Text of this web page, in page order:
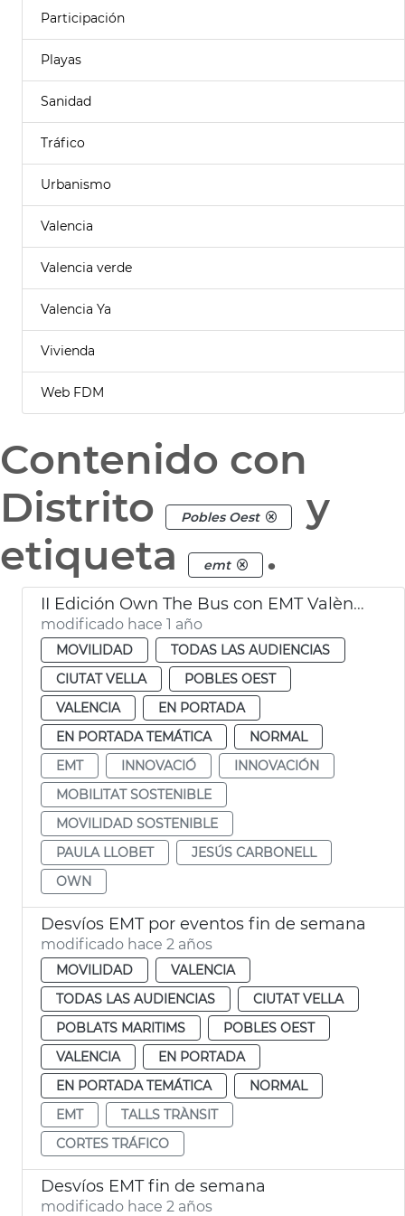
Participación
Playas
Sanidad
Tráfico
Urbanismo
Valencia
Valencia verde
Valencia Ya
Vivienda
Web FDM
Contenido con
Distrito
Pobles Oest
y
etiqueta
emt .
II Edición Own The Bus con EMT València
modificado hace 1 año
MOVILIDAD
TODAS LAS AUDIENCIAS
CIUTAT VELLA
POBLES OEST
VALENCIA
EN PORTADA
EN PORTADA TEMÁTICA
NORMAL
EMT
INNOVACIÓ
INNOVACIÓN
MOBILITAT SOSTENIBLE
MOVILIDAD SOSTENIBLE
PAULA LLOBET
JESÚS CARBONELL
OWN
Desvíos EMT por eventos fin de semana
modificado hace 2 años
MOVILIDAD
VALENCIA
TODAS LAS AUDIENCIAS
CIUTAT VELLA
POBLATS MARITIMS
POBLES OEST
VALENCIA
EN PORTADA
EN PORTADA TEMÁTICA
NORMAL
EMT
TALLS TRÀNSIT
CORTES TRÁFICO
Desvíos EMT fin de semana
modificado hace 2 años